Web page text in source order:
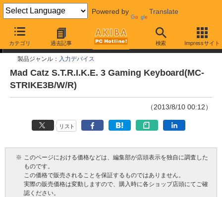
Powered by Translate
カテゴリ 過去記事 検索 Impressサイト
今週見つけた新製品
製品ジャンル： 入力デバイス
Mad Catz S.T.R.I.K.E. 3 Gaming Keyboard(MC-
STRIKE3B/W/R)
（2013/8/10 00:12）
リスト
※ このページにおける価格などは、編集部が店頭表示を独自に調査した
ものです。
この価格で販売されることを保証するものではありません。
実際の販売価格は変動しますので、購入時に各ショップ店頭にてご確
認ください。